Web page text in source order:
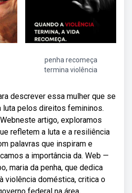
penha recomeça
termina violência
descrever essa mulher que se
luta pelos direitos femininos.
artigo, exploramos
refletem a luta e a resiliência
palavras que inspiram e
a importância da. Web —
maria da penha, que dedica
violência doméstica, critica o